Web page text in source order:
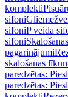
komplekti
sifoni
sifoniP veida
sifoni
pagarinājumi
skalošanas
paredzētas:
paredzētas: